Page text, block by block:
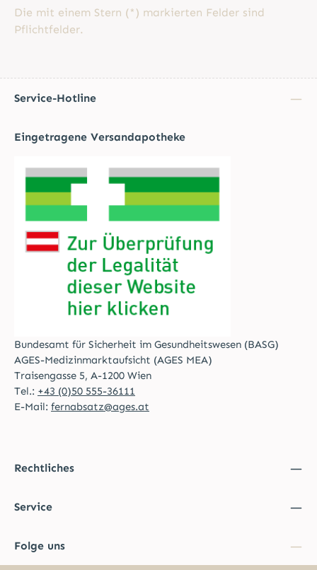
Die mit einem Stern (*) markierten Felder sind
Pflichtfelder.
Service-Hotline
Eingetragene Versandapotheke
Bundesamt für Sicherheit im Gesundheitswesen (BASG)
AGES-Medizinmarktaufsicht (AGES MEA)
Traisengasse 5, A-1200 Wien
Tel.: +43 (0)50 555-36111
E-Mail: fernabsatz@ages.at
Rechtliches
Service
Folge uns